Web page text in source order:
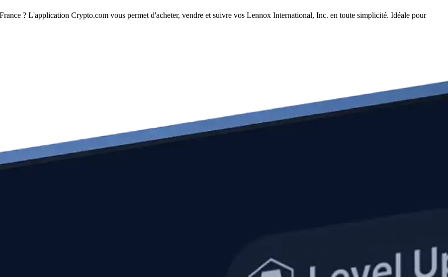
? L'application Crypto.com vous permet d'acheter, vendre et suivre vos Lennox International, Inc. en toute simplicité. Idéale pour